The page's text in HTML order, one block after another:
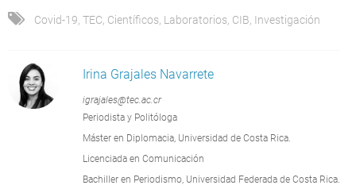
Covid-19 TEC Científicos Laboratorios CIB Investigación
Irina Grajales Navarrete
igrajales@tec.ac.cr
Periodista y Politóloga
Máster en Diplomacia, Universidad de Costa Rica.
Licenciada en Comunicación
Bachiller en Periodismo, Universidad Federada de Costa Rica.